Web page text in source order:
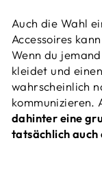
Auch die Wahl
Accessoires
Wenn du
kleidet und einen
wahrscheinlich
kommunizieren.
dahinter eine
tatsächlich auch